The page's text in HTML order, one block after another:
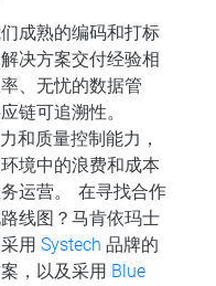
成熟的编码和打标
决方案交付经验相
、无忧的数据管
链可追溯性。
和质量控制能力，
境中的浪费和成本
运营。 在寻找合作
线图？马肯依玛士
用 Systech 品牌的
，以及采用 Blue